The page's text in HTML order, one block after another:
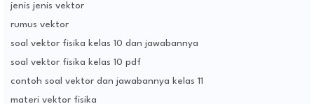
jenis jenis vektor
rumus vektor
soal vektor fisika kelas 10 dan jawabannya
soal vektor fisika kelas 10 pdf
contoh soal vektor dan jawabannya kelas 11
materi vektor fisika